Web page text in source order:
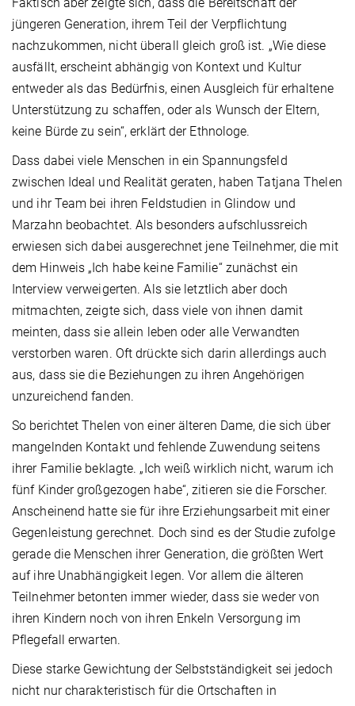
jüngeren Generation, ihrem Teil der Verpflichtung
nachzukommen, nicht überall gleich groß ist. „Wie diese
ausfällt, erscheint abhängig von Kontext und Kultur
entweder als das Bedürfnis, einen Ausgleich für erhaltene
Unterstützung zu schaffen, oder als Wunsch der Eltern,
keine Bürde zu sein“, erklärt der Ethnologe.
Dass dabei viele Menschen in ein Spannungsfeld
zwischen Ideal und Realität geraten, haben Tatjana Thelen
und ihr Team bei ihren Feldstudien in Glindow und
Marzahn beobachtet. Als besonders aufschlussreich
erwiesen sich dabei ausgerechnet jene Teilnehmer, die mit
dem Hinweis „Ich habe keine Familie“ zunächst ein
Interview verweigerten. Als sie letztlich aber doch
mitmachten, zeigte sich, dass viele von ihnen damit
meinten, dass sie allein leben oder alle Verwandten
verstorben waren. Oft drückte sich darin allerdings auch
aus, dass sie die Beziehungen zu ihren Angehörigen
unzureichend fanden.
So berichtet Thelen von einer älteren Dame, die sich über
mangelnden Kontakt und fehlende Zuwendung seitens
ihrer Familie beklagte. „Ich weiß wirklich nicht, warum ich
fünf Kinder großgezogen habe“, zitieren sie die Forscher.
Anscheinend hatte sie für ihre Erziehungsarbeit mit einer
Gegenleistung gerechnet. Doch sind es der Studie zufolge
gerade die Menschen ihrer Generation, die größten Wert
auf ihre Unabhängigkeit legen. Vor allem die älteren
Teilnehmer betonten immer wieder, dass sie weder von
ihren Kindern noch von ihren Enkeln Versorgung im
Pflegefall erwarten.
Diese starke Gewichtung der Selbstständigkeit sei jedoch
nicht nur charakteristisch für die Ortschaften in